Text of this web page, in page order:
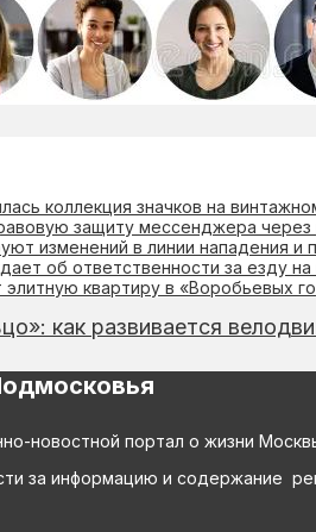
коллекция значков на
защиту мессенджера
изменений в линии нападения и
об ответственности за езду на
квартиру в «Воробьевых
как развивается
новостной портал о жизни
за информацию и содержание